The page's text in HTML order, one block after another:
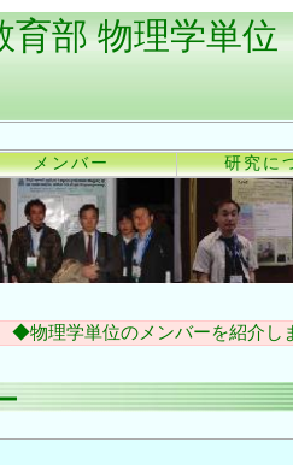
育部 物理学単位
メンバー 研究に
◆物理学単位のメンバーを紹介し